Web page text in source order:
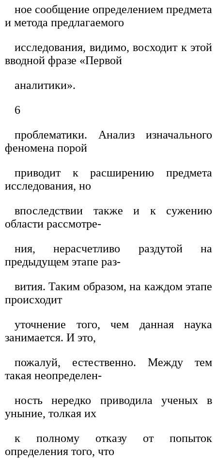
ное сообщение определением предмета
и метода предлагаемого
исследования, видимо, восходит к этой
вводной фразе «Первой
аналитики».
6
проблематики. Анализ изначального
феномена порой
приводит к расширению предмета
исследования, но
впоследствии также и к сужению
области рассмотре-
ния, нерасчетливо раздутой на
предыдущем этапе раз-
вития. Таким образом, на каждом этапе
происходит
уточнение того, чем данная наука
занимается. И это,
пожалуй, естественно. Между тем
такая неопределен-
ность нередко приводила ученых в
уныние, толкая их
к полному отказу от попыток
определения того, что